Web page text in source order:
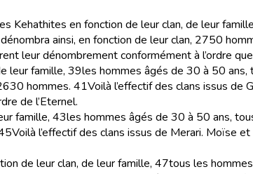
Kehathites en fonction de leur clan, de leur
ainsi, en fonction de leur clan, 2750
leur dénombrement conformément à l’ordre
leur famille, 39les hommes âgés de 30 à 50 ans,
hommes. 41Voilà l’effectif des clans issus de
de l’Eternel.
famille, 43les hommes âgés de 30 à 50 ans,
Voilà l’effectif des clans issus de Merari. Moïse
de leur clan, de leur famille, 47tous les